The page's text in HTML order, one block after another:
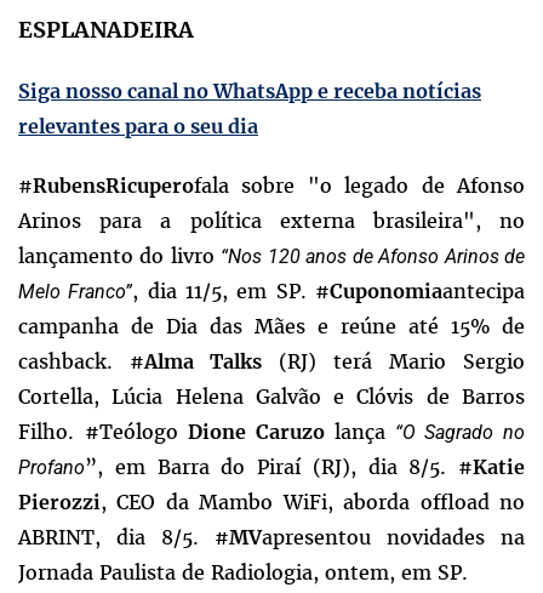
ESPLANADEIRA
Siga nosso canal no WhatsApp e receba notícias
relevantes para o seu dia
#RubensRicuperofala sobre "o legado de Afonso
Arinos para a política externa brasileira", no
lançamento do livro “Nos 120 anos de Afonso Arinos de
Melo Franco”, dia 11/5, em SP. #Cuponomiaantecipa
campanha de Dia das Mães e reúne até 15% de
cashback. #Alma Talks (RJ) terá Mario Sergio
Cortella, Lúcia Helena Galvão e Clóvis de Barros
Filho. #TeólogoDione Caruzo lança “O Sagrado no
Profano”, em Barra do Piraí (RJ), dia 8/5. #Katie
Pierozzi, CEO da Mambo WiFi, aborda offload no
ABRINT, dia 8/5. #MVapresentou novidades na
Jornada Paulista de Radiologia, ontem, em SP.